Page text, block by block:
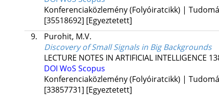
Konferenciaközlemény (Folyóiratcikk) |
[35518692] [Egyeztetett]
9.
Purohit, M.V.
Discovery of Small Signals in Big Backgrounds
LECTURE NOTES IN ARTIFICIAL INTELLIGENCE
DOI WoS Scopus
Konferenciaközlemény (Folyóiratcikk) |
[33857731] [Egyeztetett]